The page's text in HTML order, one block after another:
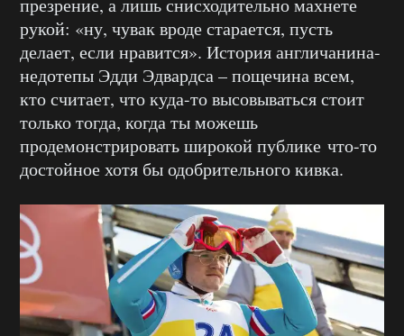
рукой: «ну, чувак вроде старается, пусть
делает, если нравится». История англичанина-
недотепы Эдди Эдвардса – пощечина всем,
кто считает, что куда-то высовываться стоит
только тогда, когда ты можешь
продемонстрировать широкой публике что-то
достойное хотя бы одобрительного кивка.